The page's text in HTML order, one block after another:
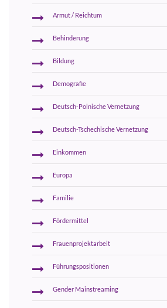
Armut / Reichtum
Behinderung
Bildung
Demografie
Deutsch-Polnische Vernetzung
Deutsch-Tschechische Vernetzung
Einkommen
Europa
Familie
Fördermittel
Frauenprojektarbeit
Führungspositionen
Gender Mainstreaming